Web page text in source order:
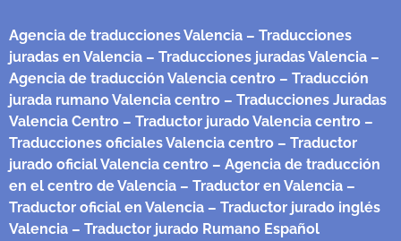
Agencia de traducciones Valencia – Traducciones
juradas en Valencia – Traducciones juradas Valencia –
Agencia de traducción Valencia centro – Traducción
jurada rumano Valencia centro – Traducciones Juradas
Valencia Centro – Traductor jurado Valencia centro –
Traducciones oficiales Valencia centro – Traductor
jurado oficial Valencia centro – Agencia de traducción
en el centro de Valencia – Traductor en Valencia –
Traductor oficial en Valencia – Traductor jurado inglés
Valencia – Traductor jurado Rumano Español